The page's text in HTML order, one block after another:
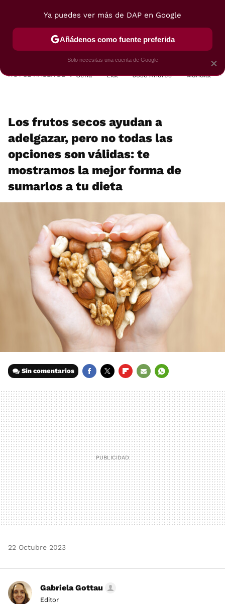
POSTRES VIAJES SELECCIÓN VEGUI
HOY SE HABLA DE Cena Lidl José Andrés Mundial
Los frutos secos ayudan a
adelgazar, pero no todas las
opciones son válidas: te
mostramos la mejor forma de
sumarlos a tu dieta
Sin comentarios
MAIL
22 Octubre 2023
Gabriela Gottau
Editor
×
Ya puedes ver más de DAP en Google
Añádenos como fuente preferida
Solo necesitas una cuenta de Google